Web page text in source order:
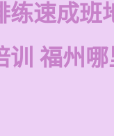
练速成班
训 福州